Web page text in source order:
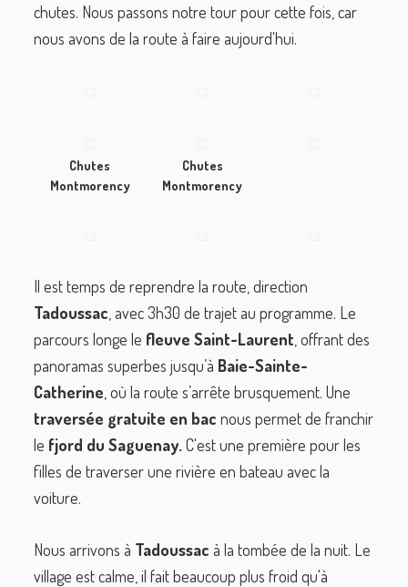
chutes. Nous passons notre tour pour cette fois, car
nous avons de la route à faire aujourd'hui.
Chutes
Montmorency
Chutes
Montmorency
Il est temps de reprendre la route, direction
Tadoussac , avec 3h30 de trajet au programme. Le
parcours longe le fleuve Saint-Laurent , offrant des
panoramas superbes jusqu’à Baie-Sainte-
Catherine , où la route s’arrête brusquement. Une
traversée gratuite en bac nous permet de franchir
le fjord du Saguenay.C'est une première pour les
filles de traverser une rivière en bateau avec la
voiture.
Nous arrivons à Tadoussac à la tombée de la nuit. Le
village est calme, il fait beaucoup plus froid qu'à